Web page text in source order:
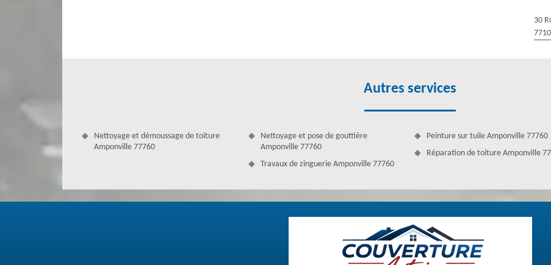
Couverture Antoine est une entreprise très connue et très recommandé dans la Amponville, grâce à la compétence de ses
couvreurs professionnels qui ont l’habitude de satisfaire leur client en leur fournissant des services de qualité avec un minimum
de prix. Ces couvreurs professionnels sont si compétents qu’ils sont capables d’entretenir de votre couverture à la perfection.
Grâce à leur savoir-faire et à leur expérience, ils sont en mesure d’intervenir dans toutes sortes de situations et sur n’importe
30
Autres services
Nettoyage et démoussage de toiture
Amponville 77760
Nettoyage et pose de gouttière
Amponville 77760
Travaux de zinguerie Amponville 77760
Peinture sur tuile Amponville 77760
Réparation de toiture Amponville